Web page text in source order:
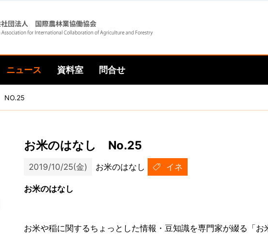
ニュース 資料室 問合せ
NO.25
お米のはなし No.25
2019/10/25(金) お米のはなし イネ
お米のはなし
お米や稲に関するちょっとした情報・豆知識を専門家が綴る「お